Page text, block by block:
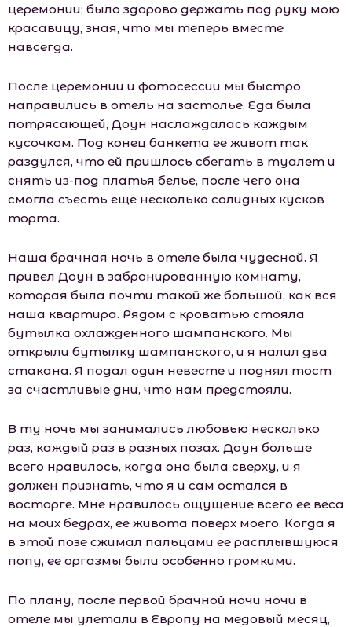
церемонии; было здорово держать под руку мою
красавицу, зная, что мы теперь вместе
навсегда.
После церемонии и фотосессии мы быстро
направились в отель на застолье. Еда была
потрясающей, Доун наслаждалась каждым
кусочком. Под конец банкета ее живот так
раздулся, что ей пришлось сбегать в туалет и
снять из-под платья белье, после чего она
смогла съесть еще несколько солидных кусков
торта.
Наша брачная ночь в отеле была чудесной. Я
привел Доун в забронированную комнату,
которая была почти такой же большой, как вся
наша квартира. Рядом с кроватью стояла
бутылка охлажденного шампанского. Мы
открыли бутылку шампанского, и я налил два
стакана. Я подал один невесте и поднял тост
за счастливые дни, что нам предстояли.
В ту ночь мы занимались любовью несколько
раз, каждый раз в разных позах. Доун больше
всего нравилось, когда она была сверху, и я
должен признать, что я и сам остался в
восторге. Мне нравилось ощущение всего ее веса
на моих бедрах, ее живота поверх моего. Когда я
в этой позе сжимал пальцами ее расплывшуюся
попу, ее оргазмы были особенно громкими.
По плану, после первой брачной ночи ночи в
отеле мы улетали в Европу на медовый месяц,